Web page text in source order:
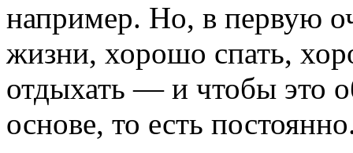
например. Но, в первую
жизни, хорошо спать,
отдыхать — и чтобы это
основе, то есть